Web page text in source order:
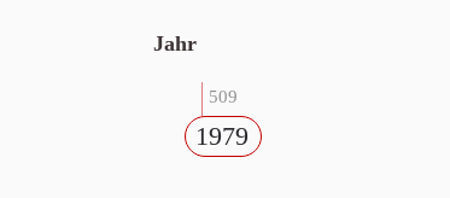
Jahr
509
1979